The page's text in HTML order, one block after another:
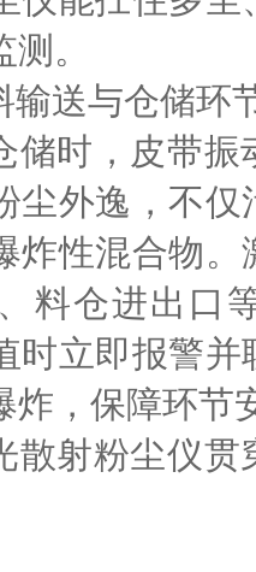
测。
输送与仓储环
储时，皮带振
尘外逸，不
炸性混合物
料仓进出口
时立即报警
炸，保障环节
散射粉尘仪贯